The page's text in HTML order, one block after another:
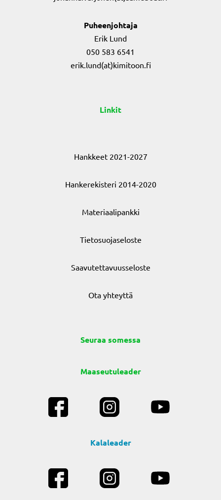
Puheenjohtaja
Erik Lund
050 583 6541
erik.lund(at)kimitoon.fi
Linkit
Hankkeet 2021-2027
Hankerekisteri 2014-2020
Materiaalipankki
Tietosuojaseloste
Saavutettavuusseloste
Ota yhteyttä
Seuraa somessa
Maaseutuleader
Kalaleader